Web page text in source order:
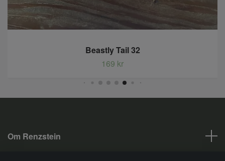
Beastly Tail 32
169 kr
Om Renzstein